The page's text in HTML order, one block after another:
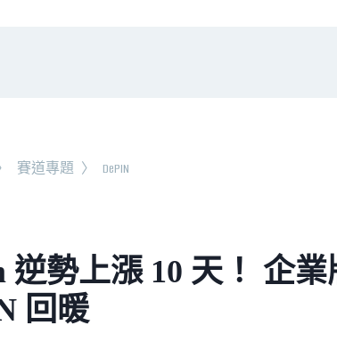
賽道專題 〉 DePIN
逆勢上漲 10 天！ 企
回暖